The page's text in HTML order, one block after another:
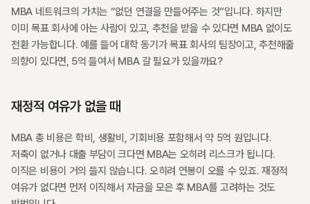
MBA 네트워크의 가치는 “없던 연결을 만들어주는 것”입니다. 하지만
이미 목표 회사에 아는 사람이 있고, 추천을 받을 수 있다면 MBA 없이도
전환 가능합니다. 예를 들어 대학 동기가 목표 회사의 팀장이고, 추천해줄
의향이 있다면, 5억 들여서 MBA 갈 필요가 있을까요?
재정적 여유가 없을 때
MBA 총 비용은 학비, 생활비, 기회비용 포함해서 약 5억 원입니다.
저축이 없거나 대출 부담이 크다면 MBA는 오히려 리스크가 됩니다.
이직은 비용이 거의 들지 않습니다. 오히려 연봉이 오를 수 있죠. 재정적
여유가 없다면 먼저 이직해서 자금을 모은 후 MBA를 고려하는 것도